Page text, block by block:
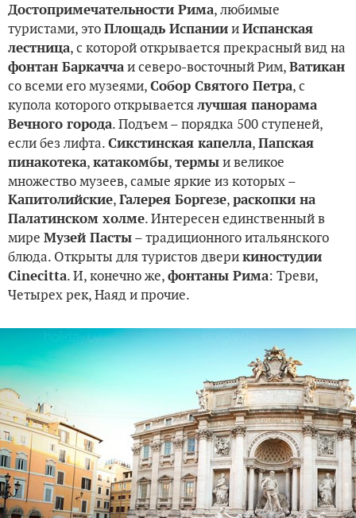
Достопримечательности Рима, любимые
туристами, это Площадь Испании и Испанская
лестница, с которой открывается прекрасный вид на
фонтан Баркачча и северо-восточный Рим, Ватикан
со всеми его музеями, Собор Святого Петра, с
купола которого открывается лучшая панорама
Вечного города. Подъем – порядка 500 ступеней,
если без лифта. Сикстинская капелла, Папская
пинакотека, катакомбы, термы и великое
множество музеев, самые яркие из которых –
Капитолийские, Галерея Боргезе, раскопки на
Палатинском холме. Интересен единственный в
мире Музей Пасты – традиционного итальянского
блюда. Открыты для туристов двери киностудии
Сinecitta. И, конечно же, фонтаны Рима: Треви,
Четырех рек, Наяд и прочие.